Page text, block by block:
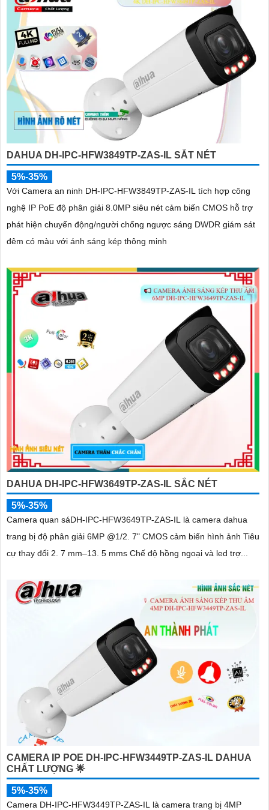
DAHUA DH-IPC-HFW3849TP-ZAS-IL SẮT NÉT
5%-35%
Với Camera an ninh DH-IPC-HFW3849TP-ZAS-IL tích hợp công
nghệ IP PoE độ phân giải 8.0MP siêu nét cảm biến CMOS hỗ trợ
phát hiện chuyển động/người chống ngược sáng DWDR giám sát
đêm có màu với ánh sáng kép thông minh
DAHUA DH-IPC-HFW3649TP-ZAS-IL SẮC NÉT
5%-35%
Camera quan sáDH-IPC-HFW3649TP-ZAS-IL là camera dahua
trang bị độ phân giải 6MP @1/2. 7" CMOS cảm biến hình ảnh Tiêu
cự thay đổi 2. 7 mm–13. 5 mms Chế độ hồng ngoại và led trợ...
CAMERA IP POE DH-IPC-HFW3449TP-ZAS-IL DAHUA
CHẤT LƯỢNG 🌟
5%-35%
Camera DH-IPC-HFW3449TP-ZAS-IL là camera trang bị 4MP